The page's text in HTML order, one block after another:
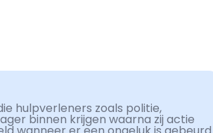
hulpverleners zoals politie,
binnen krijgen waarna zij actie